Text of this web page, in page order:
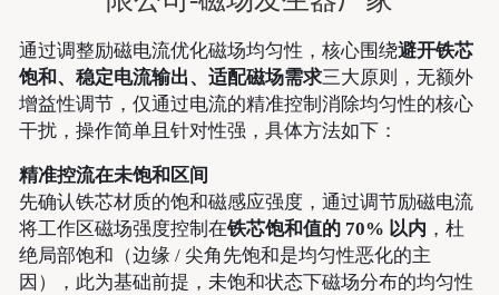
新闻资讯
成功案例
联系我们
通过调整励磁电流优化磁场均匀性，核心围绕避开铁芯
饱和、稳定电流输出、适配磁场需求三大原则，无额外
增益性调节，仅通过电流的精准控制消除均匀性的核心
干扰，操作简单且针对性强，具体方法如下：
精准控流在未饱和区间
先确认铁芯材质的饱和磁感应强度，通过调节励磁电流
将工作区磁场强度控制在铁芯饱和值的 70% 以内 ，杜
绝局部饱和（边缘 / 尖角先饱和是均匀性恶化的主
因），此为基础前提，未饱和状态下磁场分布的均匀性